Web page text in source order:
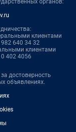
органов:
клиентами
640 34 32
клиентами
402 4056
достоверность
объявлениях.